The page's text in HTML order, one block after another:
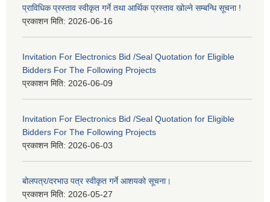
प्राविधिक प्रस्ताव स्वीकृत गर्ने तथा आर्थिक प्रस्ताव खोल्ने सम्बन्धि सूचना !
प्रकाशन मिति: 2026-06-16
Invitation For Electronics Bid /Seal Quotation for Eligible
Bidders For The Following Projects
प्रकाशन मिति: 2026-06-09
Invitation For Electronics Bid /Seal Quotation for Eligible
Bidders For The Following Projects
प्रकाशन मिति: 2026-06-03
बोलपत्र/दरभाउ पत्र स्वीकृत गर्ने आशयको सूचना।
प्रकाशन मिति: 2026-05-27